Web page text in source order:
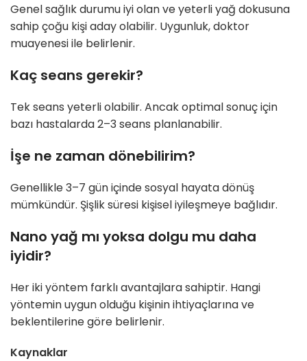
Genel sağlık durumu iyi olan ve yeterli yağ dokusuna
sahip çoğu kişi aday olabilir. Uygunluk, doktor
muayenesi ile belirlenir.
Kaç seans gerekir?
Tek seans yeterli olabilir. Ancak optimal sonuç için
bazı hastalarda 2–3 seans planlanabilir.
İşe ne zaman dönebilirim?
Genellikle 3–7 gün içinde sosyal hayata dönüş
mümkündür. Şişlik süresi kişisel iyileşmeye bağlıdır.
Nano yağ mı yoksa dolgu mu daha
iyidir?
Her iki yöntem farklı avantajlara sahiptir. Hangi
yöntemin uygun olduğu kişinin ihtiyaçlarına ve
beklentilerine göre belirlenir.
Kaynaklar